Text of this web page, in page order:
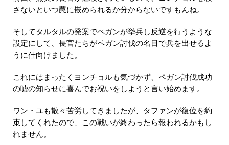
さないといつ罠に嵌められるか分からないですもんね。
そしてタルタルの発案でペガンが挙兵し反逆を行うような
設定にして、長官たちがペガン討伐の名目で兵を出せるよ
うに仕向けました。
これにはまったくヨンチョルも気づかず、ペガン討伐成功
の嘘の知らせに喜んでお祝いをしようと言い始めます。
ワン・ユも散々苦労してきましたが、タファンが復位を約
束してくれたので、この戦いが終わったら報われるかもし
れません。